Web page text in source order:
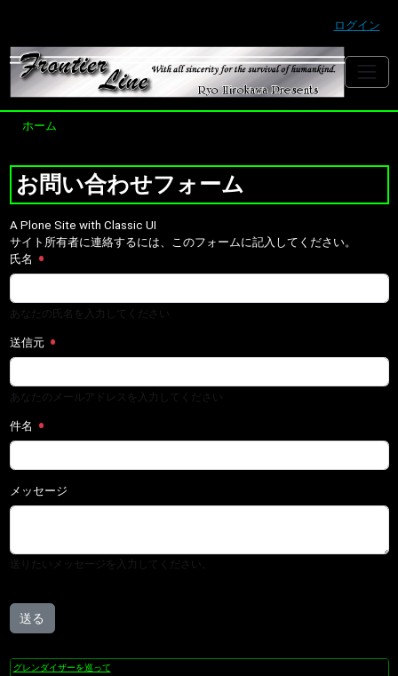
ログイン
ホーム
お問い合わせフォーム
A Plone Site with Classic UI
サイト所有者に連絡するには、このフォームに記入してください。
氏名
あなたの氏名を入力してください
送信元
あなたのメールアドレスを入力してください
件名
メッセージ
送りたいメッセージを入力してください。
送る
ナ
グレンダイザーを巡って